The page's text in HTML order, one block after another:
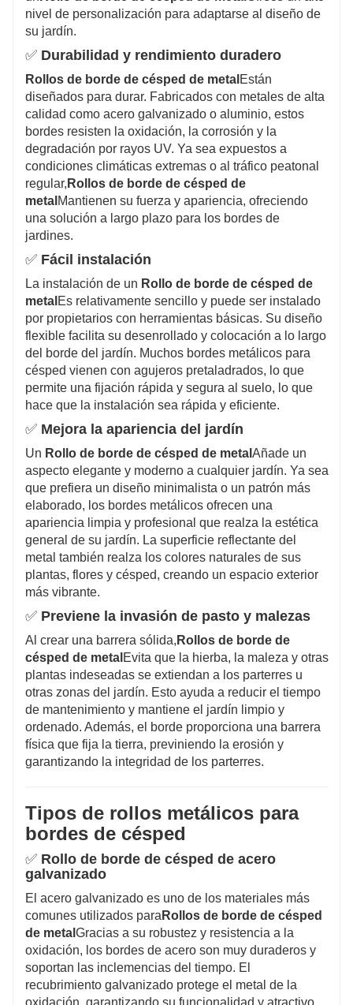
nivel de personalización para adaptarse al diseño de
su jardín.
✅ Durabilidad y rendimiento duradero
Rollos de borde de césped de metal Están
diseñados para durar. Fabricados con metales de alta
calidad como acero galvanizado o aluminio, estos
bordes resisten la oxidación, la corrosión y la
degradación por rayos UV. Ya sea expuestos a
condiciones climáticas extremas o al tráfico peatonal
regular, Rollos de borde de césped de
metal Mantienen su fuerza y ​​apariencia, ofreciendo
una solución a largo plazo para los bordes de
jardines.
✅ Fácil instalación
La instalación de un Rollo de borde de césped de
metal Es relativamente sencillo y puede ser instalado
por propietarios con herramientas básicas. Su diseño
flexible facilita su desenrollado y colocación a lo largo
del borde del jardín. Muchos bordes metálicos para
césped vienen con agujeros pretaladrados, lo que
permite una fijación rápida y segura al suelo, lo que
hace que la instalación sea rápida y eficiente.
✅ Mejora la apariencia del jardín
Un Rollo de borde de césped de metal Añade un
aspecto elegante y moderno a cualquier jardín. Ya sea
que prefiera un diseño minimalista o un patrón más
elaborado, los bordes metálicos ofrecen una
apariencia limpia y profesional que realza la estética
general de su jardín. La superficie reflectante del
metal también realza los colores naturales de sus
plantas, flores y césped, creando un espacio exterior
más vibrante.
✅ Previene la invasión de pasto y malezas
Al crear una barrera sólida, Rollos de borde de
césped de metal Evita que la hierba, la maleza y otras
plantas indeseadas se extiendan a los parterres u
otras zonas del jardín. Esto ayuda a reducir el tiempo
de mantenimiento y mantiene el jardín limpio y
ordenado. Además, el borde proporciona una barrera
física que fija la tierra, previniendo la erosión y
garantizando la integridad de los parterres.
Tipos de rollos metálicos para
bordes de césped
✅ Rollo de borde de césped de acero
galvanizado
El acero galvanizado es uno de los materiales más
comunes utilizados para Rollos de borde de césped
de metal Gracias a su robustez y resistencia a la
oxidación, los bordes de acero son muy duraderos y
soportan las inclemencias del tiempo. El
recubrimiento galvanizado protege el metal de la
oxidación, garantizando su funcionalidad y atractivo